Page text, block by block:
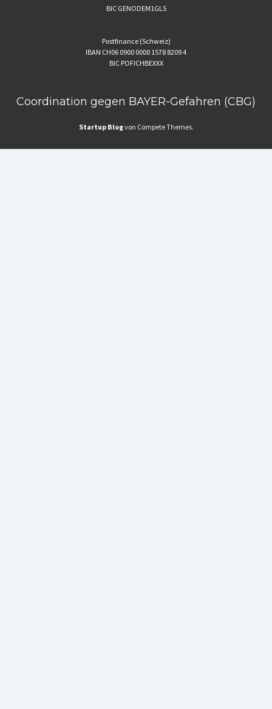
BIC GENODEM1GLS
Postfinance (Schweiz)
IBAN CH06 0900 0000 1578 8209 4
BIC POFICHBEXXX
Coordination gegen BAYER-Gefahren (CBG)
Startup Blogvon Compete Themes.